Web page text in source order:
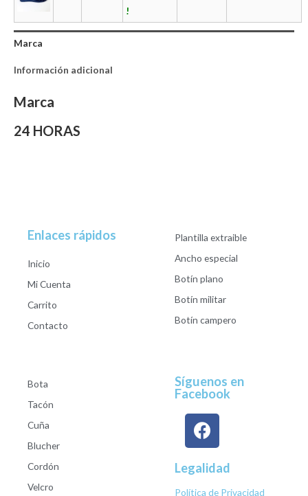
!
Marca
Información adicional
Marca
24 HORAS
Enlaces rápidos
Inicio
Mi Cuenta
Carrito
Contacto
Plantilla extraible
Ancho especial
Botín plano
Botín militar
Botín campero
Bota
Tacón
Cuña
Blucher
Cordón
Velcro
Síguenos en
Facebook
Legalidad
Política de Privacidad